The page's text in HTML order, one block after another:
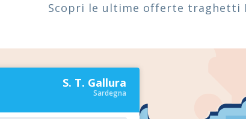
Scopri le ultime offerte traghetti
S. T. Gallura
Sardegna